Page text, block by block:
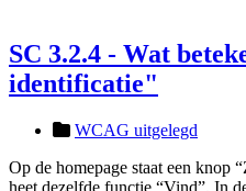
SC 3.2.4 - Wat
identificatie"
WCAG uitgelegd
Op de homepage staat een knop
heet dezelfde functie “Vind”. In